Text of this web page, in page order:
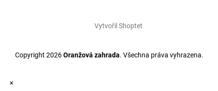
Vytvořil Shoptet
Copyright 2026Oranžová zahrada. Všechna práva vyhrazena.
×